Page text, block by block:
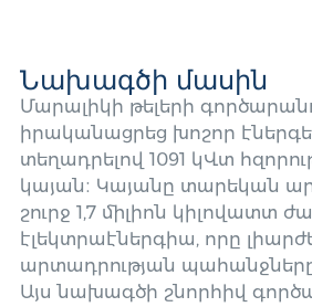
Նախագծի մասին
Մարալիկի թելերի
իրականացրեց խոշոր
տեղադրելով 1091 կՎտ
կայան։ Կայանը տարեկան
շուրջ 1,7 միլիոն կիլովատտ
էլեկտրաէներգիա, որը
արտադրության
Այս նախագծի շնորհիվ